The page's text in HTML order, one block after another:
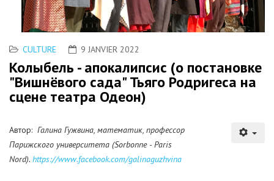
CULTURE 9 JANVIER 2022
Колыбель - апокалипсис (о постановке
"Вишнёвого сада" Тьяго Родригеса на
сцене театра Одеон)
Автор: Галина Гужвина, математик, профессор
Парижского университета (Sorbonne - Paris
Nord). https://www.facebook.com/galinaguzhvina